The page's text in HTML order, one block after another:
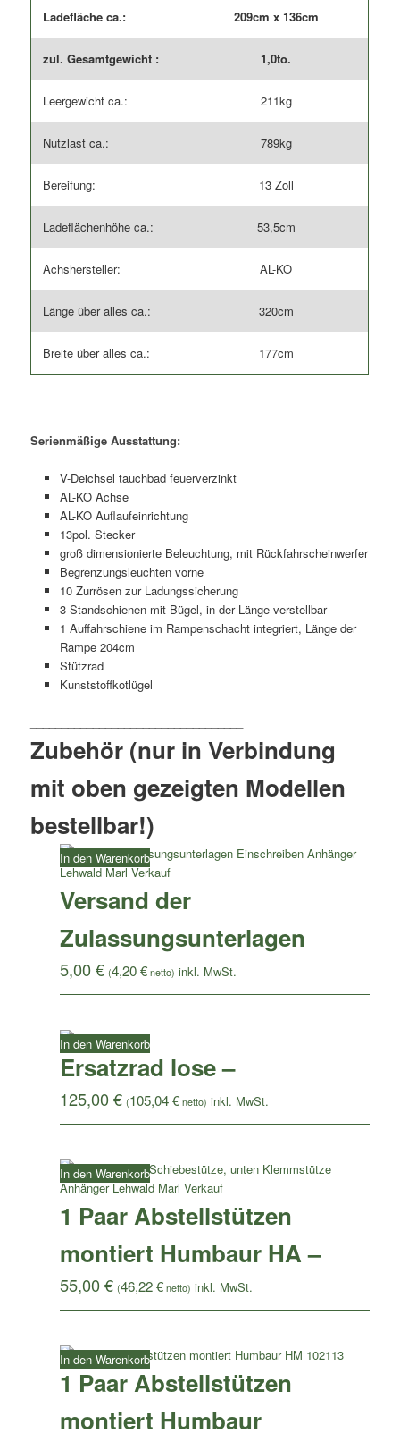
Ladefläche ca.: 209cm x 136cm
zul. Gesamtgewicht : 1,0to.
Leergewicht ca.: 211kg
Nutzlast ca.: 789kg
Bereifung: 13 Zoll
Ladeflächenhöhe ca.: 53,5cm
Achshersteller: AL-KO
Länge über alles ca.: 320cm
Breite über alles ca.: 177cm
Serienmäßige Ausstattung:
V-Deichsel tauchbad feuerverzinkt
AL-KO Achse
AL-KO Auflaufeinrichtung
13pol. Stecker
groß dimensionierte Beleuchtung, mit Rückfahrscheinwerfer
Begrenzungsleuchten vorne
10 Zurrösen zur Ladungssicherung
3 Standschienen mit Bügel, in der Länge verstellbar
1 Auffahrschiene im Rampenschacht integriert, Länge der
Rampe 204cm
Stützrad
Kunststoffkotlügel
Zubehör (nur in Verbindung
mit oben gezeigten Modellen
bestellbar!)
Versand der
Zulassungsunterlagen
5,00€ (4,20€netto)
In den Warenkorb
Ersatzrad lose –
125,00€ (105,04€netto)
In den Warenkorb
1 Paar Abstellstützen
montiert Humbaur HA –
55,00€ (46,22€netto)
In den Warenkorb
1 Paar Abstellstützen
montiert Humbaur
In den Warenkorb